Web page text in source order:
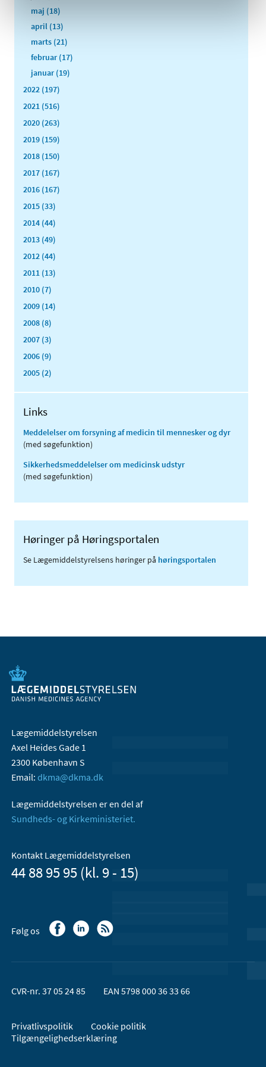
maj (18)
april (13)
marts (21)
februar (17)
januar (19)
2022 (197)
2021 (516)
2020 (263)
2019 (159)
2018 (150)
2017 (167)
2016 (167)
2015 (33)
2014 (44)
2013 (49)
2012 (44)
2011 (13)
2010 (7)
2009 (14)
2008 (8)
2007 (3)
2006 (9)
2005 (2)
Links
Meddelelser om forsyning af medicin til mennesker og dyr
(med søgefunktion)
Sikkerhedsmeddelelser om medicinsk udstyr
(med søgefunktion)
Høringer på Høringsportalen
Se Lægemiddelstyrelsens høringer på høringsportalen
Lægemiddelstyrelsen
Axel Heides Gade 1
2300 København S
Email: dkma@dkma.dk
Lægemiddelstyrelsen er en del af
Sundheds- og Kirkeministeriet.
Kontakt Lægemiddelstyrelsen
44 88 95 95 (kl. 9 - 15)
Følg os
CVR-nr. 37 05 24 85 EAN 5798 000 36 33 66
Privatlivspolitik
Cookie politik
Tilgængelighedserklæring